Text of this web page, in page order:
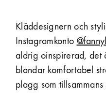
Kläddesignern och
Instagram­konto
aldrig oinspirerad, det
blandar komfortabel
plagg som